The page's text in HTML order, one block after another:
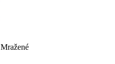
Mražené